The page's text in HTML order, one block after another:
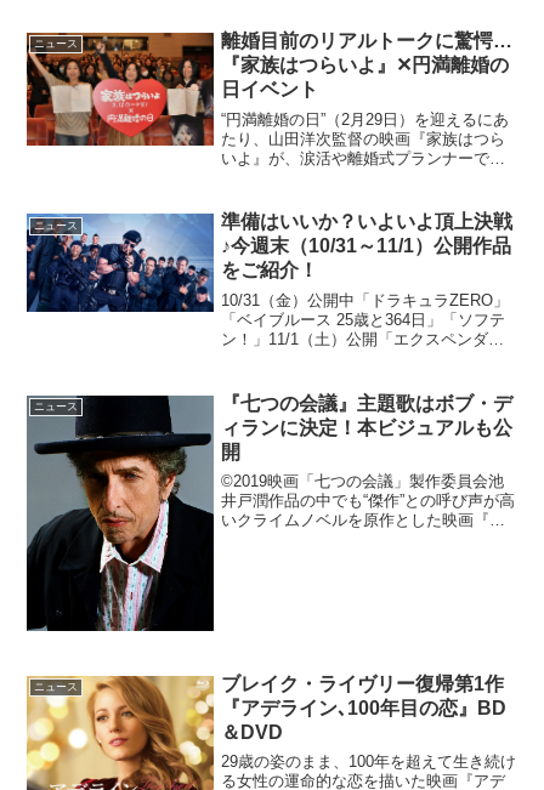
ニュース
離婚目前のリアルトークに驚愕…
『家族はつらいよ』✕円満離婚の
日イベント
“円満離婚の日”（2月29日）を迎えるにあ
たり、山田洋次監督の映画『家族はつら
いよ』が、涙活や離婚式プランナーであ
真由美がイベントに登壇した。”円満離婚
の日”で奥様...
ニュース
準備はいいか？いよいよ頂上決戦
♪今週末（10/31～11/1）公開作品
をご紹介！
10/31（金）公開中「ドラキュラZERO」
「ベイブルース 25歳と364日」「ソフテ
ン！」11/1（土）公開「エクスペンダブ
と魔法のスパイス」「25 NIJYU-G...
ニュース
『七つの会議』主題歌はボブ・デ
ィランに決定！本ビジュアルも公
開
©2019映画「七つの会議」製作委員会池
井戸潤作品の中でも“傑作”との呼び声が高
いクライムノベルを原作とした映画『七
ニュース
ブレイク・ライヴリー復帰第1作
『アデライン､100年目の恋』BD
＆DVD
29歳の姿のまま、100年を超えて生き続け
る女性の運命的な恋を描いた映画『アデ